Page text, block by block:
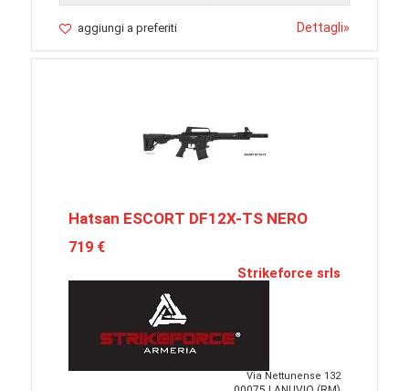
aggiungi a preferiti Dettagli»
Hatsan ESCORT DF12X-TS NERO
719 €
Strikeforce srls
Via Nettunense 132